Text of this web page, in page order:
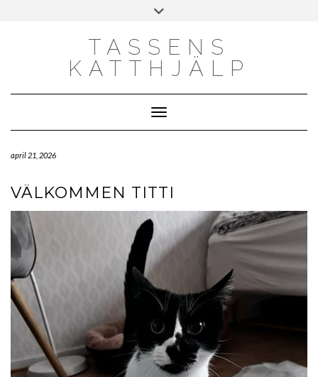
Toggle
TASSENS
KATTHJÄLP
Toggle Navigation
april 21, 2026
VÄLKOMMEN TITTI